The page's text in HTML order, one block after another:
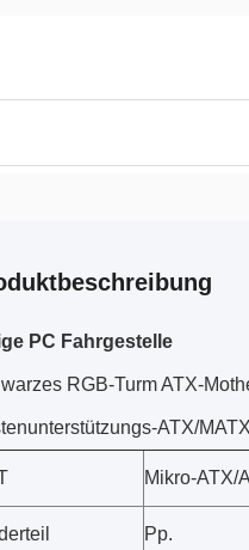
PC Fahrgestelle
RGB-Turm ATX-
ATX/
Mikro-ATX/
Pp.